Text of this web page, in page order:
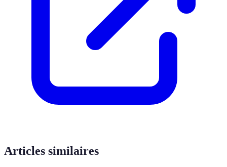
Articles similaires